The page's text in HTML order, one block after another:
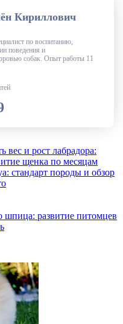
Кириллович
по воспитанию,
поведения и
собак. Опыт работы 11
и рост лабрадора:
щенка по месяцам
стандарт породы и обзор
шпица: развитие питомцев